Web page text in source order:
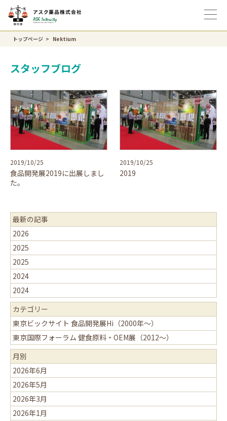
トップページ Nektium
スタッフブログ
2019/10/25
食品開発展2019に出展しまし
た。
2019/10/25
2019
最新の記事
2026
2025
2025
2024
2024
カテゴリー
東京ビックサイト ⾷品開発展Hi（2000年〜）
東京国際フォーラム 健⾷原料・OEM展（2012〜）
月別
2026年6月
2026年5月
2026年3月
2026年1月